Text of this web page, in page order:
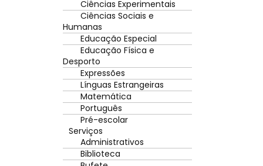
Ciências Experimentais
Ciências Sociais e
Humanas
Educação Especial
Educação Física e
Desporto
Expressões
Línguas Estrangeiras
Matemática
Português
Pré-escolar
Serviços
Administrativos
Biblioteca